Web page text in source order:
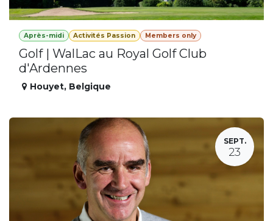
Après-midi Activités Passion Members only
Golf | WalLac au Royal Golf Club
d'Ardennes
Houyet, Belgique
SEPT.
23